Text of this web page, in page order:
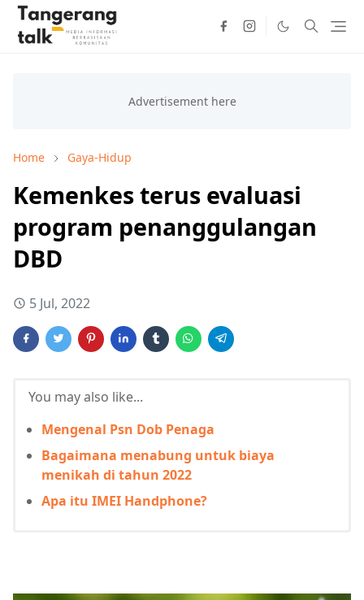
Home Gaya-Hidup
Kemenkes terus evaluasi
program penanggulangan
DBD
5 Jul, 2022
You may also like...
Mengenal Psn Dob Penaga
Bagaimana menabung untuk biaya
menikah di tahun 2022
Apa itu IMEI Handphone?